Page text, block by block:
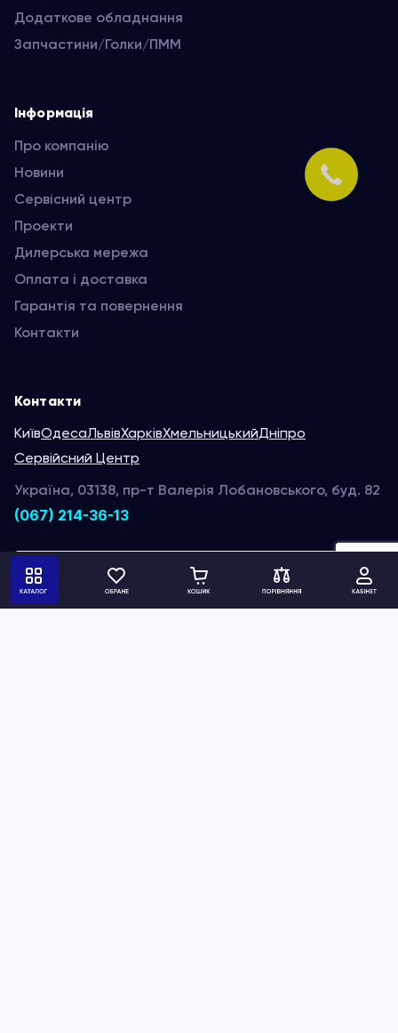
Додаткове обладнання
Запчастини/Голки/ПММ
Інформація
Про компанію
Новини
Сервісний центр
Проекти
Дилерська мережа
Оплата і доставка
Гарантія та повернення
Контакти
Контакти
КиївОдесаЛьвівХарківХмельницькийДніпро
Сервійсний Центр
Україна, 03138, пр-т Валерія Лобановського, буд. 82
(067) 214-36-13
Написати нам